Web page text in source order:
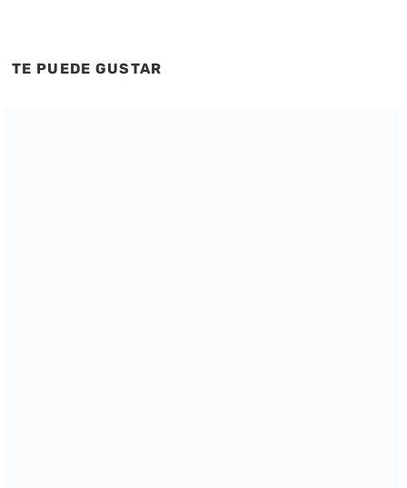
TE PUEDE GUSTAR